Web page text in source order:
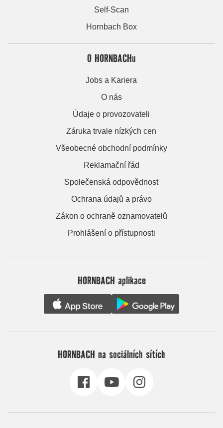
Self-Scan
Hornbach Box
O HORNBACHu
Jobs a Kariera
O nás
Údaje o provozovateli
Záruka trvale nízkých cen
Všeobecné obchodní podmínky
Reklamační řád
Společenská odpovědnost
Ochrana údajů a právo
Zákon o ochraně oznamovatelů
Prohlášení o přístupnosti
HORNBACH aplikace
HORNBACH na sociálních sítích